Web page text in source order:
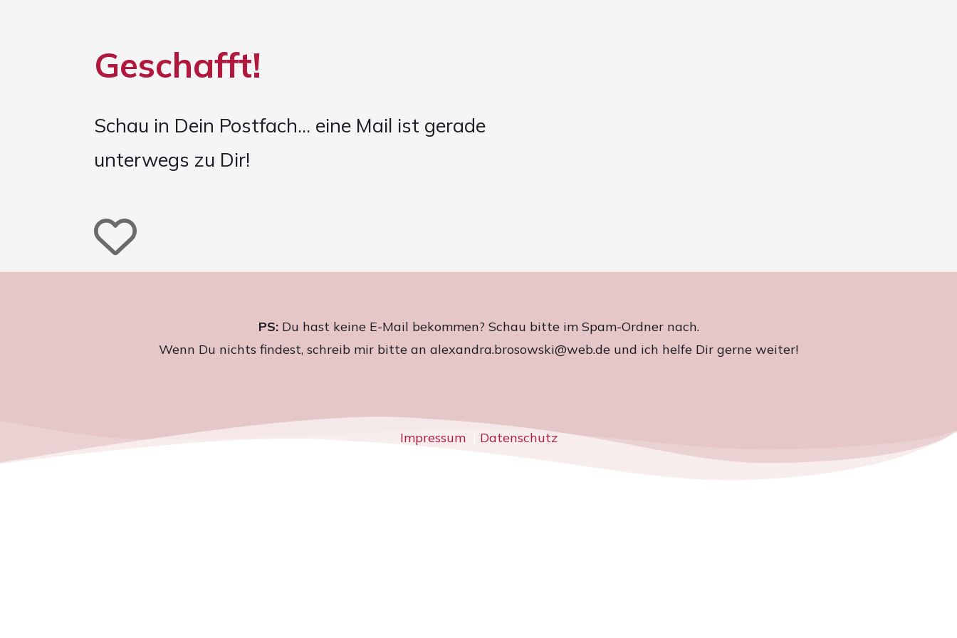
Geschafft!
Schau in Dein Postfach... eine Mail ist gerade
unterwegs zu Dir!
PS:Du hast keine E-Mail bekommen? Schau bitte im Spam-Ordner nach.
Wenn Du nichts findest, schreib mir bitte an alexandra.brosowski@web.de und ich helfe Dir gerne weiter!
Impressum| Datenschutz